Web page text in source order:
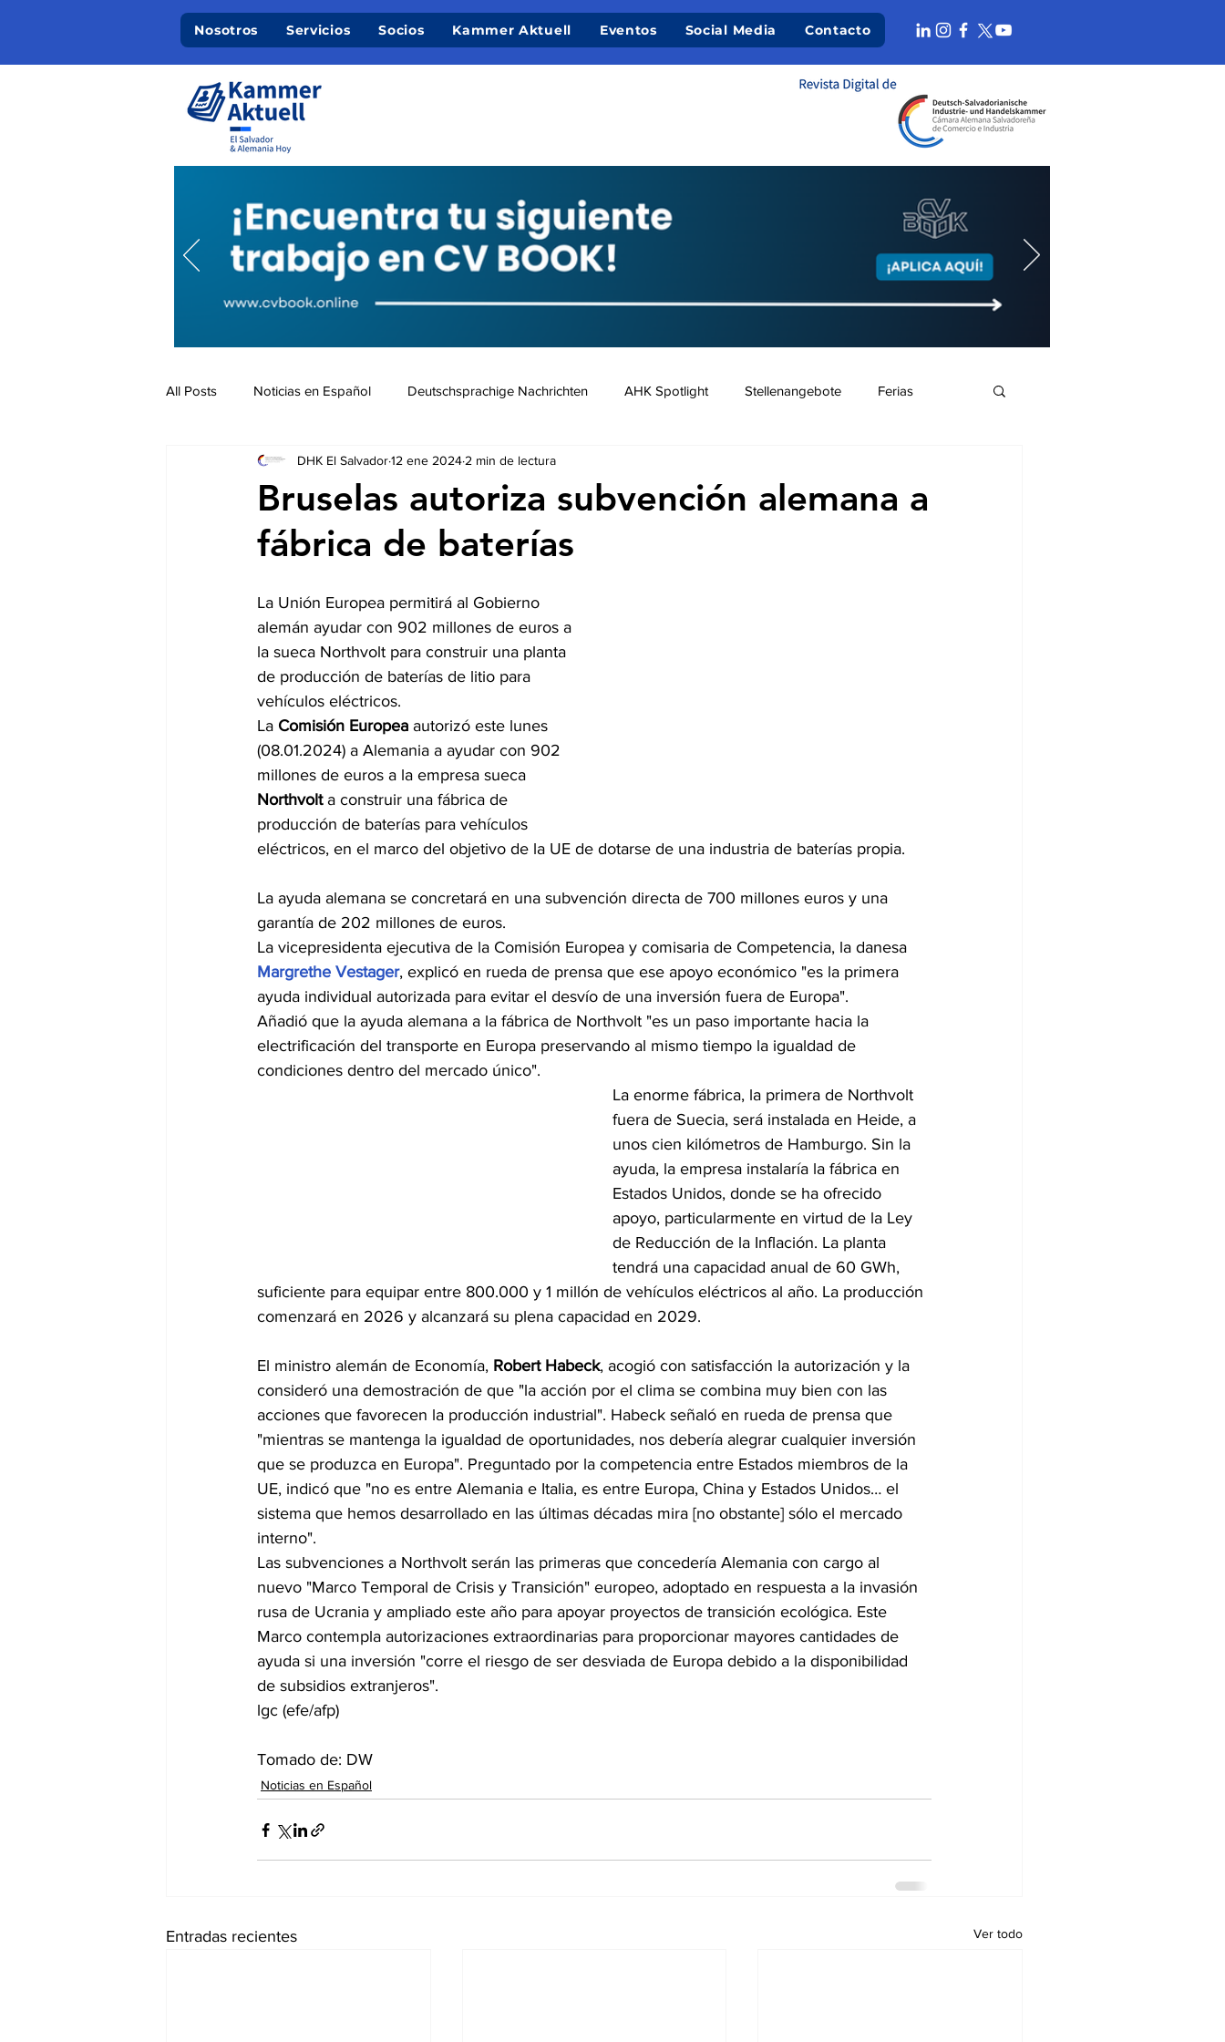
Nosotros Servicios Socios Kammer Aktuell Eventos Social Media Contacto
All Posts Noticias en Español Deutschsprachige Nachrichten AHK Spotlight Stellenangebote Ferias
Auschreibungen Ausschreibungen De nuestros Socios
Bruselas autoriza subvención alemana a
fábrica de baterías
DHK El Salvador12 ene 2024 2 min de lectura
La Unión Europea permitirá al Gobierno
alemán ayudar con 902 millones de euros a
la sueca Northvolt para construir una planta
de producción de baterías de litio para
vehículos eléctricos.
La Comisión Europea autorizó este lunes
(08.01.2024) a Alemania a ayudar con 902
millones de euros a la empresa sueca
Northvolt a construir una fábrica de
producción de baterías para vehículos
eléctricos, en el marco del objetivo de la UE de dotarse de una industria de baterías propia.
La ayuda alemana se concretará en una subvención directa de 700 millones euros y una
garantía de 202 millones de euros.
La vicepresidenta ejecutiva de la Comisión Europea y comisaria de Competencia, la danesa
Margrethe Vestager, explicó en rueda de prensa que ese apoyo económico "es la primera
ayuda individual autorizada para evitar el desvío de una inversión fuera de Europa".
Añadió que la ayuda alemana a la fábrica de Northvolt "es un paso importante hacia la
electrificación del transporte en Europa preservando al mismo tiempo la igualdad de
condiciones dentro del mercado único".
La enorme fábrica, la primera de Northvolt
fuera de Suecia, será instalada en Heide, a
unos cien kilómetros de Hamburgo. Sin la
ayuda, la empresa instalaría la fábrica en
Estados Unidos, donde se ha ofrecido
apoyo, particularmente en virtud de la Ley
de Reducción de la Inflación. La planta
tendrá una capacidad anual de 60 GWh,
suficiente para equipar entre 800.000 y 1 millón de vehículos eléctricos al año. La producción
comenzará en 2026 y alcanzará su plena capacidad en 2029.
El ministro alemán de Economía, Robert Habeck, acogió con satisfacción la autorización y la
consideró una demostración de que "la acción por el clima se combina muy bien con las
acciones que favorecen la producción industrial". Habeck señaló en rueda de prensa que
"mientras se mantenga la igualdad de oportunidades, nos debería alegrar cualquier inversión
que se produzca en Europa". Preguntado por la competencia entre Estados miembros de la
UE, indicó que "no es entre Alemania e Italia, es entre Europa, China y Estados Unidos… el
sistema que hemos desarrollado en las últimas décadas mira [no obstante] sólo el mercado
interno".
Las subvenciones a Northvolt serán las primeras que concedería Alemania con cargo al
nuevo "Marco Temporal de Crisis y Transición" europeo, adoptado en respuesta a la invasión
rusa de Ucrania y ampliado este año para apoyar proyectos de transición ecológica. Este
Marco contempla autorizaciones extraordinarias para proporcionar mayores cantidades de
ayuda si una inversión "corre el riesgo de ser desviada de Europa debido a la disponibilidad
de subsidios extranjeros".
lgc (efe/afp)
Tomado de: DW
Noticias en Español
Entradas recientes Ver todo